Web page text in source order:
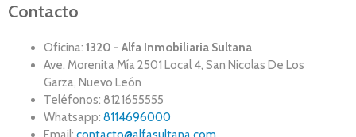
Contacto
Oficina: 1320 - Alfa Inmobiliaria Sultana
Ave. Morenita Mí­a 2501 Local 4, San Nicolas De Los
Garza, Nuevo León
Teléfonos: 8121655555
Whatsapp: 8114696000